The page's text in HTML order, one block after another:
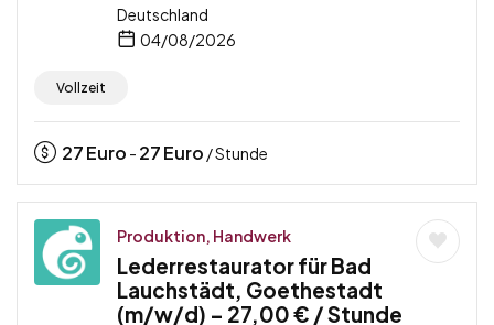
Deutschland
04/08/2026
Vollzeit
27Euro - 27Euro / Stunde
Produktion, Handwerk
Lederrestaurator für Bad
Lauchstädt, Goethestadt
(m/w/d) – 27,00 € / Stunde